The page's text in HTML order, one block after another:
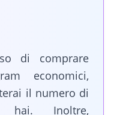
di comprare
economici,
il numero di
hai. Inoltre,